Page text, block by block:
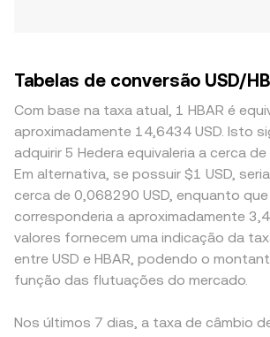
Tabelas de conversão USD/
Com base na taxa atual, 1 HBAR é
aproximadamente 14,6434 USD. Isto
adquirir 5 Hedera equivaleria a cerca
Em alternativa, se possuir $1 USD,
cerca de 0,068290 USD, enquanto que
corresponderia a aproximadamente
valores fornecem uma indicação da
entre USD e HBAR, podendo o
função das flutuações do mercado.
Nos últimos 7 dias, a taxa de câmbio